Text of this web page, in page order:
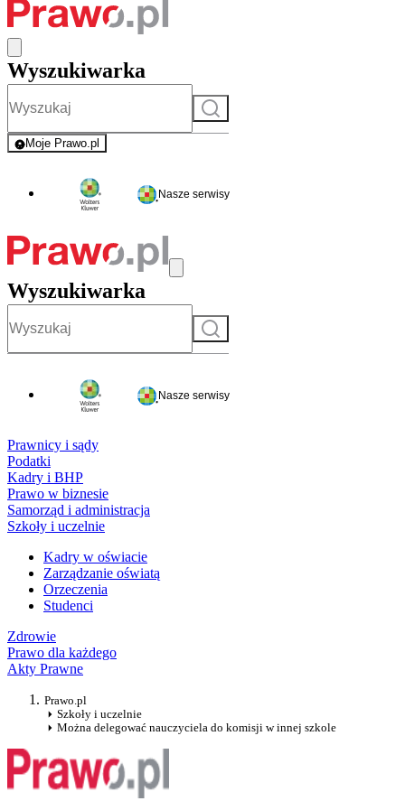
Wyszukiwarka
Szukaj
Moje Prawo.pl
- rejestracja i logowanie do serwisu
Nasze serwisy
Wyszukiwarka
Szukaj
Nasze serwisy
Prawnicy i sądy
Podatki
Kadry i BHP
Prawo w biznesie
Samorząd i administracja
Szkoły i uczelnie
Kadry w oświacie
Zarządzanie oświatą
Orzeczenia
Studenci
Zdrowie
Prawo dla każdego
Akty Prawne
Prawo.pl
Szkoły i uczelnie
Można delegować nauczyciela do komisji w innej szkole